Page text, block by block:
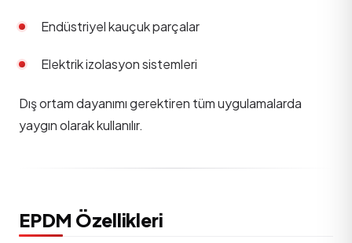
Endüstriyel kauçuk parçalar
Elektrik izolasyon sistemleri
Dış ortam dayanımı gerektiren tüm uygulamalarda
yaygın olarak kullanılır.
EPDM Özellikleri